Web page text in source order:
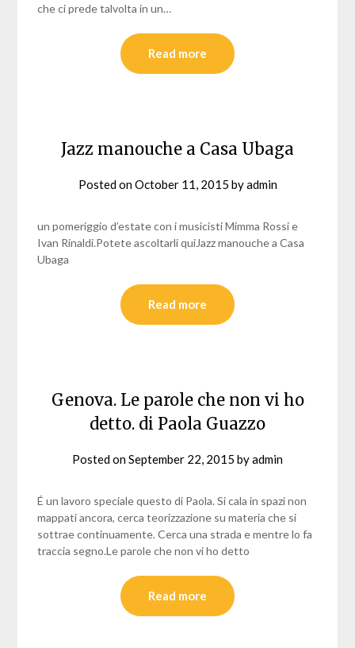
che ci prede talvolta in un…
Read more
Jazz manouche a Casa Ubaga
Posted onOctober 11, 2015 byadmin
un pomeriggio d’estate con i musicisti Mimma Rossi e
Ivan Rinaldi.Potete ascoltarli quiJazz manouche a Casa
Ubaga
Read more
Genova. Le parole che non vi ho
detto. di Paola Guazzo
Posted onSeptember 22, 2015 byadmin
É un lavoro speciale questo di Paola. Si cala in spazi non
mappati ancora, cerca teorizzazione su materia che si
sottrae continuamente. Cerca una strada e mentre lo fa
traccia segno.Le parole che non vi ho detto
Read more